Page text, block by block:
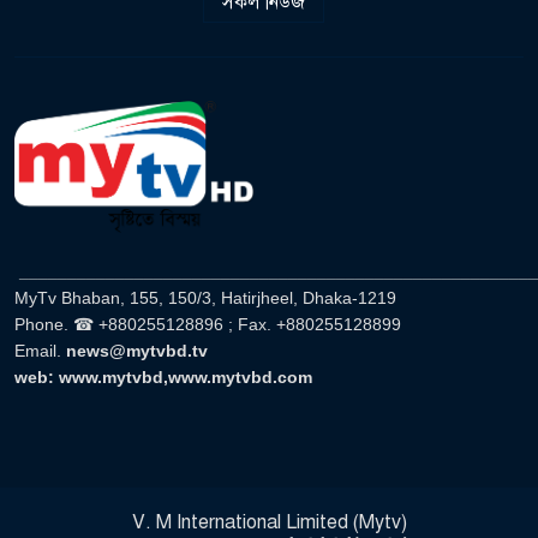
৮
সারজিস-পাটোয়ারীসহ ১০ জনের
গুলশান থেকে সাবেক মন্ত্রী লতিফ
সিদ্দিকী গ্রেফতার
MyTv Bhaban, 155, 150/3, Hatirjheel, Dhaka-1219
Phone. ☎ +880255128896 ; Fax. +880255128899
Email. news@mytvbd.tv
web: www.mytvbd,www.mytvbd.com
V. M International Limited (Mytv)